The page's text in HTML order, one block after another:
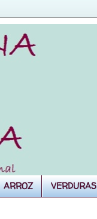
ARROZ VERDURAS